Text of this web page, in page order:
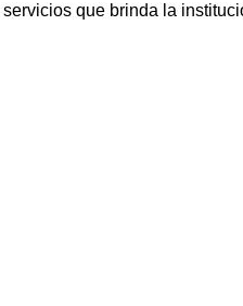
que brinda la